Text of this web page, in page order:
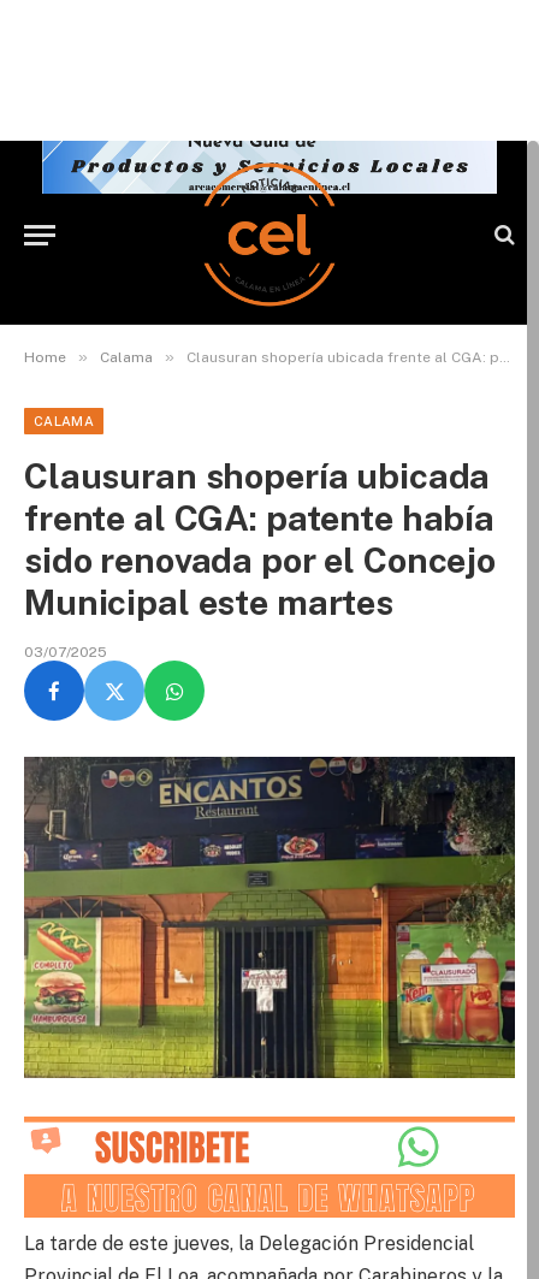
Home » Calama » Clausuran shopería ubicada frente al CGA: patente había sido renovada por el Concejo Municipal este martes
CALAMA
Clausuran shopería ubicada
frente al CGA: patente había
sido renovada por el Concejo
Municipal este martes
03/07/2025
La tarde de este jueves, la Delegación Presidencial